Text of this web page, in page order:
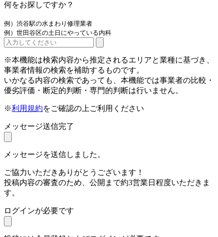
何をお探しですか？
例）渋谷駅の水まわり修理業者
例）世田谷区の土日にやっている内科
※本機能は検索内容から推定されるエリアと業種に基づき、
事業者情報の検索を補助するものです。
いかなる内容の検索であっても、本機能では事業者の比較・
優劣評価・断定的判断・専門的判断は行いません。
※利用規約をご確認の上ご利用ください
メッセージ送信完了
メッセージを送信しました。
ご協力いただきありがとうございます！
投稿内容の審査のため、公開まで約3営業日程度いただきま
す。
ログインが必要です